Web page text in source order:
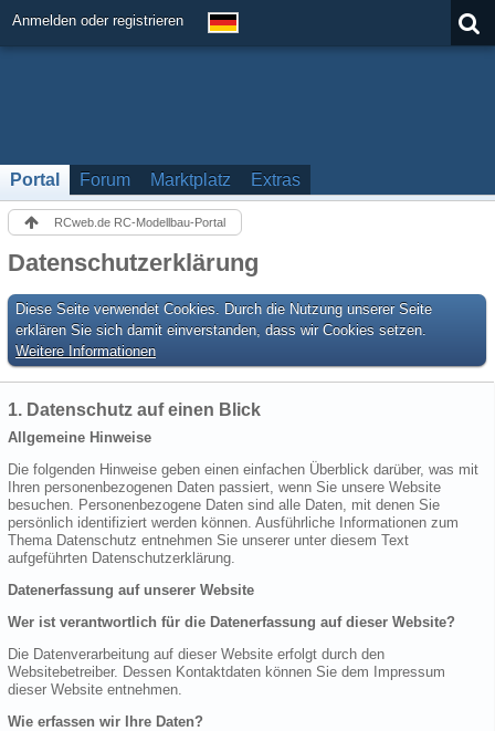
Anmelden oder registrieren
Portal Forum Marktplatz Extras
RCweb.de RC-Modellbau-Portal
Datenschutzerklärung
Diese Seite verwendet Cookies. Durch die Nutzung unserer Seite
erklären Sie sich damit einverstanden, dass wir Cookies setzen.
Weitere Informationen
1. Datenschutz auf einen Blick
Allgemeine Hinweise
Die folgenden Hinweise geben einen einfachen Überblick darüber, was mit
Ihren personenbezogenen Daten passiert, wenn Sie unsere Website
besuchen. Personenbezogene Daten sind alle Daten, mit denen Sie
persönlich identifiziert werden können. Ausführliche Informationen zum
Thema Datenschutz entnehmen Sie unserer unter diesem Text
aufgeführten Datenschutzerklärung.
Datenerfassung auf unserer Website
Wer ist verantwortlich für die Datenerfassung auf dieser Website?
Die Datenverarbeitung auf dieser Website erfolgt durch den
Websitebetreiber. Dessen Kontaktdaten können Sie dem Impressum
dieser Website entnehmen.
Wie erfassen wir Ihre Daten?